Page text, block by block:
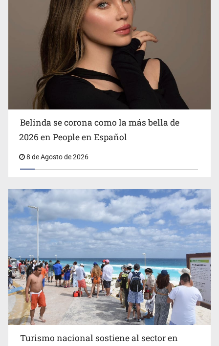
Ciclosporiasis no representa un riesgo epidemiológico
masivo
EU reanudará este sábado inspecciones de aguacate en
Michoacán
Belinda se corona como la más bella de
2026 en People en Español
8 de Agosto de 2026
Turismo nacional sostiene al sector en